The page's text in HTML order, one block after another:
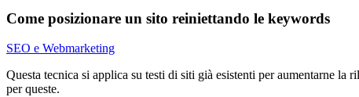
Come posizionare un sito reiniettando le keywords
SEO e Webmarketing
Questa tecnica si applica su testi di siti già esistenti per aumentarne
per queste.